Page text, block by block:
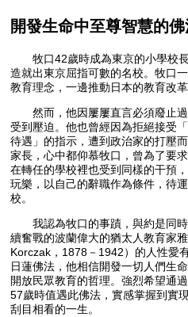
開發生命中至尊智慧的
牧口42歲時成為東京的小學校長
造就出東京屈指可數的名校。牧口
教育理念，一邊推動日本的教育改革
然而，他因屢屢直言必須廢止過
受到壓迫。他也曾經因為拒絕接受
待遇」的指示，遭到政治家的打壓
家長，心中都仰慕牧口，曾為了要
在轉任的學校裡也受到同樣的干預
玩樂，以自己的辭職作為條件，待
校。
我認為牧口的事蹟，與約是同時
續奮戰的波蘭偉大的猶太人教育家
Korczak，1878－1942）的人性愛
日蓮佛法，他相信開發一切人們生
開放民眾教育的哲理。強烈希望通
57歲時值遇此佛法，實感掌握到實
刮目相看的一生。